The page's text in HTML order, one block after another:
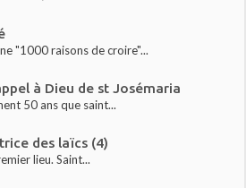
"1000 raisons de croire"...
à Dieu de st Josémaria
50 ans que saint...
des laïcs (4)
lieu. Saint...